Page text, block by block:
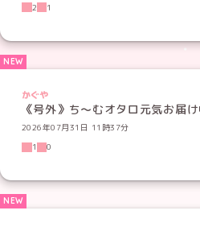
2
1
かぐや
《号外》ち〜むオタロ元気お届
2026年07月31日 11時37分
1
0